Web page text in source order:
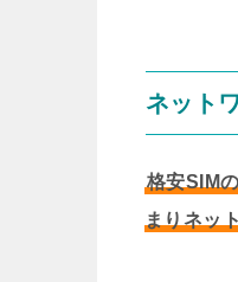
ネット
格安SIM
まりネッ